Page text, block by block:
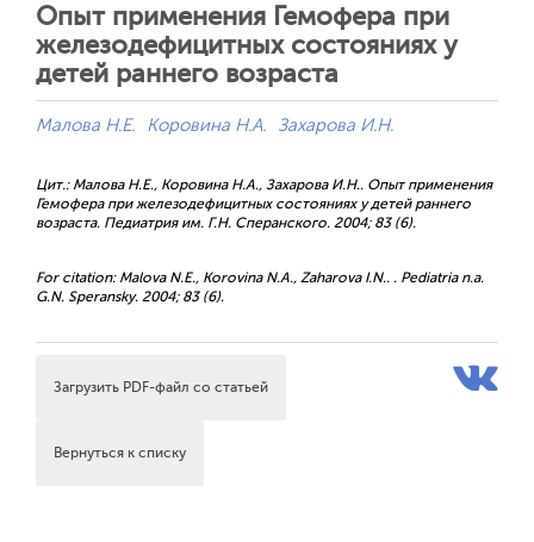
Опыт применения Гемофера при
железодефицитных состояниях у
детей раннего возраста
Малова Н.Е. Коровина Н.А. Захарова И.Н.
Цит.: Малова Н.Е., Коровина Н.А., Захарова И.Н.. Опыт применения
Гемофера при железодефицитных состояниях у детей раннего
возраста. Педиатрия им. Г.Н. Сперанского. 2004; 83 (6).
For citation: Malova N.E., Korovina N.A., Zaharova I.N.. . Pediatria n.a.
G.N. Speransky. 2004; 83 (6).
Загрузить PDF-файл со статьей
Вернуться к списку